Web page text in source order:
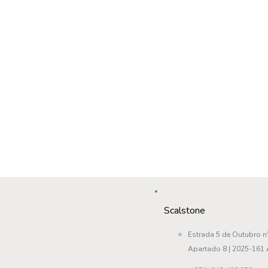
Scalstone
Estrada 5 de Outubro
Apartado 8 | 2025-161